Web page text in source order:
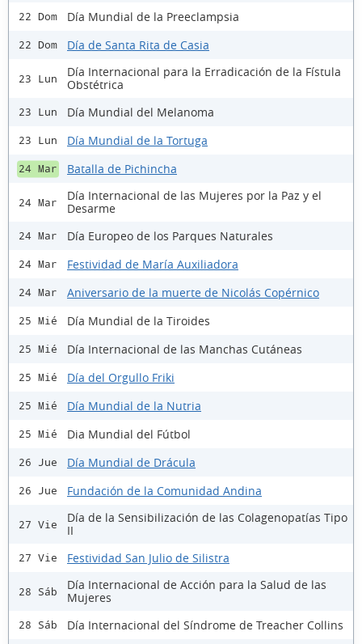
22 Dom Día Mundial de la Preeclampsia
22 Dom Día de Santa Rita de Casia
23 Lun
Día Internacional para la Erradicación de la Fístula
Obstétrica
23 Lun Día Mundial del Melanoma
23 Lun Día Mundial de la Tortuga
24 Mar Batalla de Pichincha
24 Mar
Día Internacional de las Mujeres por la Paz y el
Desarme
24 Mar Día Europeo de los Parques Naturales
24 Mar Festividad de María Auxiliadora
24 Mar Aniversario de la muerte de Nicolás Copérnico
25 Mié Día Mundial de la Tiroides
25 Mié Día Internacional de las Manchas Cutáneas
25 Mié Día del Orgullo Friki
25 Mié Día Mundial de la Nutria
25 Mié Dia Mundial del Fútbol
26 Jue Día Mundial de Drácula
26 Jue Fundación de la Comunidad Andina
27 Vie
Día de la Sensibilización de las Colagenopatías Tipo
II
27 Vie Festividad San Julio de Silistra
28 Sáb
Día Internacional de Acción para la Salud de las
Mujeres
28 Sáb Día Internacional del Síndrome de Treacher Collins